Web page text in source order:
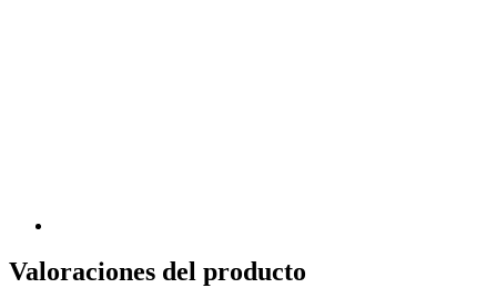
Valoraciones del producto